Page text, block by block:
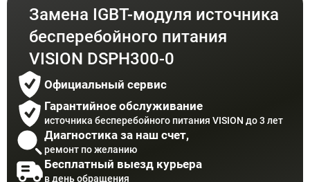
Замена IGBT-модуля источника
бесперебойного питания
VISION DSPH300-0
Официальный сервис
Гарантийное обслуживание
источника бесперебойного питания VISION до 3 лет
Диагностика за наш счет,
ремонт по желанию
Бесплатный выезд курьера
в день обращения